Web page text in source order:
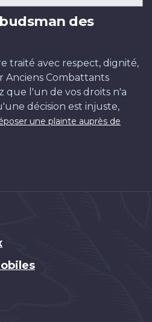
des
traité avec respect, dignité,
Anciens Combattants
que l'un de vos droits n'a
décision est injuste,
une plainte auprès de